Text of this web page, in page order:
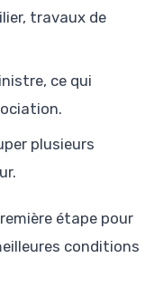
travaux de
ce qui
plusieurs
étape pour
conditions